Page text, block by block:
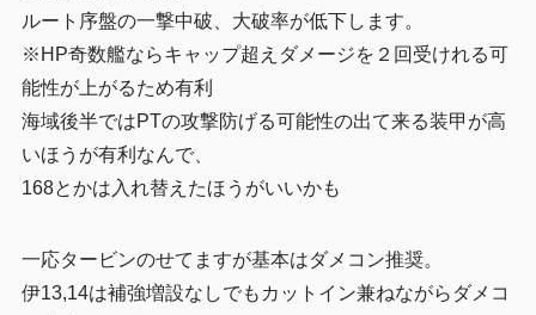
ルート序盤の一撃中破、大破率が低下します。
※HP奇数艦ならキャップ超えダメージを２回受けれる可
能性が上がるため有利
海域後半ではPTの攻撃防げる可能性の出て来る装甲が高
いほうが有利なんで、
168とかは入れ替えたほうがいいかも
一応タービンのせてますが基本はダメコン推奨。
伊13,14は補強増設なしでもカットイン兼ねながらダメコ